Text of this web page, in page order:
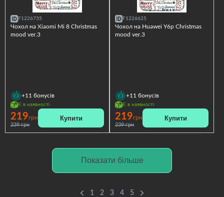
F1226735
Чохол на Xiaomi Mi 8 Christmas
mood ver.3
+11 бонусів
Є в наявності
219грн
239 грн
Купити
F1226625
Чохол на Huawei Y6p Christmas
mood ver.3
+11 бонусів
Є в наявності
219грн
239 грн
Купити
Показати більше
1 2 3 4 5